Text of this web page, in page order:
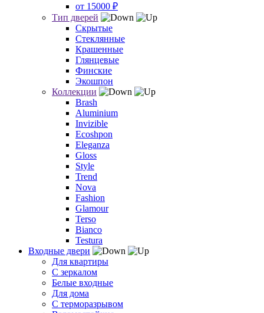
от 15000 ₽
Тип дверей
Скрытые
Стеклянные
Крашенные
Глянцевые
Финские
Экошпон
Коллекции
Brash
Aluminium
Invizible
Ecoshpon
Eleganza
Gloss
Style
Trend
Nova
Fashion
Glamour
Terso
Bianco
Testura
Входные двери
Для квартиры
С зеркалом
Белые входные
Для дома
С терморазрывом